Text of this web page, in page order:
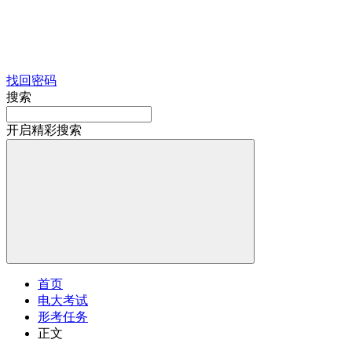
找回密码
搜索
开启精彩搜索
首页
电大考试
形考任务
正文